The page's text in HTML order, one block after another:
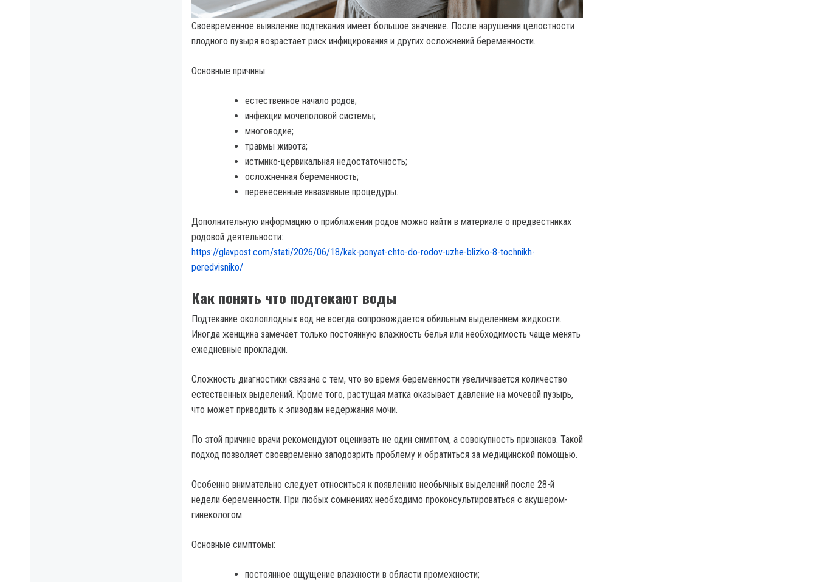
Своевременное выявление подтекания имеет большое значение. После нарушения целостности
плодного пузыря возрастает риск инфицирования и других осложнений беременности.
Основные причины:
естественное начало родов;
инфекции мочеполовой системы;
многоводие;
травмы живота;
истмико-цервикальная недостаточность;
осложненная беременность;
перенесенные инвазивные процедуры.
Дополнительную информацию о приближении родов можно найти в материале о предвестниках
родовой деятельности:
https://glavpost.com/stati/2026/06/18/kak-ponyat-chto-do-rodov-uzhe-blizko-8-tochnikh-
peredvisniko/
Как понять что подтекают воды
Подтекание околоплодных вод не всегда сопровождается обильным выделением жидкости.
Иногда женщина замечает только постоянную влажность белья или необходимость чаще менять
ежедневные прокладки.
Сложность диагностики связана с тем, что во время беременности увеличивается количество
естественных выделений. Кроме того, растущая матка оказывает давление на мочевой пузырь,
что может приводить к эпизодам недержания мочи.
По этой причине врачи рекомендуют оценивать не один симптом, а совокупность признаков. Такой
подход позволяет своевременно заподозрить проблему и обратиться за медицинской помощью.
Особенно внимательно следует относиться к появлению необычных выделений после 28-й
недели беременности. При любых сомнениях необходимо проконсультироваться с акушером-
гинекологом.
Основные симптомы:
постоянное ощущение влажности в области промежности;